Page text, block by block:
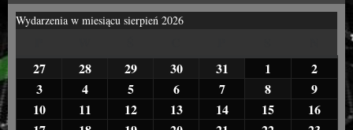
Wydarzenia w miesiącu sierpień 2026
27
28 29 30 31 1
2
3
4 5 6 7 8
9
10
11 12 13 14 15
16